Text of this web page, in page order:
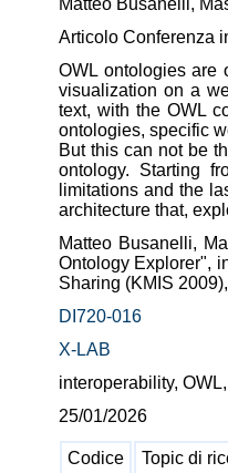
Matteo Busanelli,
Articolo Conferenza
OWL ontologies are
visualization on a
text, with the OWL
ontologies, specific
But this can not be
ontology. Starting
limitations and the
architecture that,
Matteo Busanelli,
Ontology Explorer",
Sharing (KMIS
DI720-016
X-LAB
interoperability,
25/01/2026
Codice Topic di